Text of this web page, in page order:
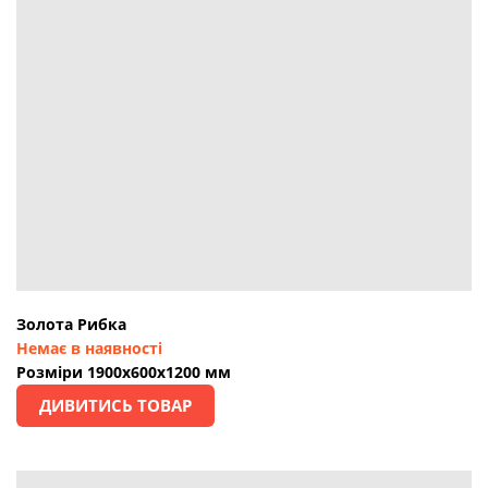
Золота Рибка
Немає в наявності
Розміри 1900х600х1200 мм
ДИВИТИСЬ ТОВАР